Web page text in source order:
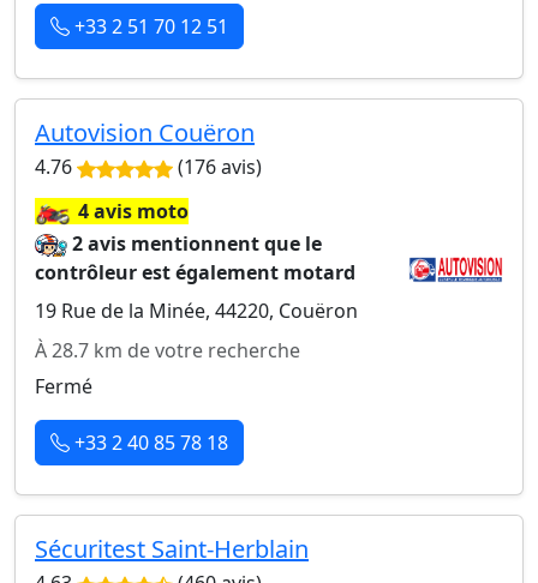
+33 2 51 70 12 51
Autovision Couëron
4.76 (176 avis)
🏍️4 avis moto
2 avis mentionnent que le
contrôleur est également motard
19 Rue de la Minée, 44220, Couëron
À 28.7 km de votre recherche
Fermé
+33 2 40 85 78 18
Sécuritest Saint-Herblain